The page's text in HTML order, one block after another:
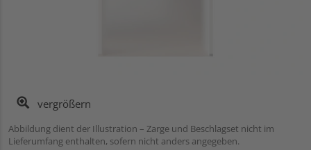
vergrößern
Abbildung dient der Illustration – Zarge und Beschlagset nicht im
Lieferumfang enthalten, sofern nicht anders angegeben.